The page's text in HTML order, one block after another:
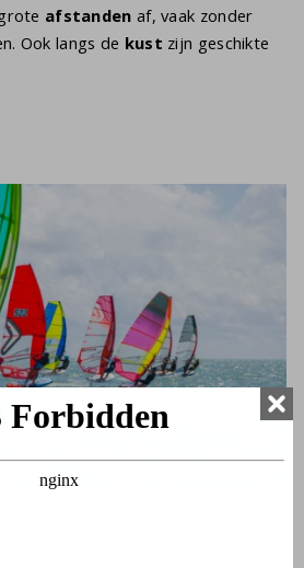
afstanden af, vaak zonder
Ook langs de kust zijn geschikte